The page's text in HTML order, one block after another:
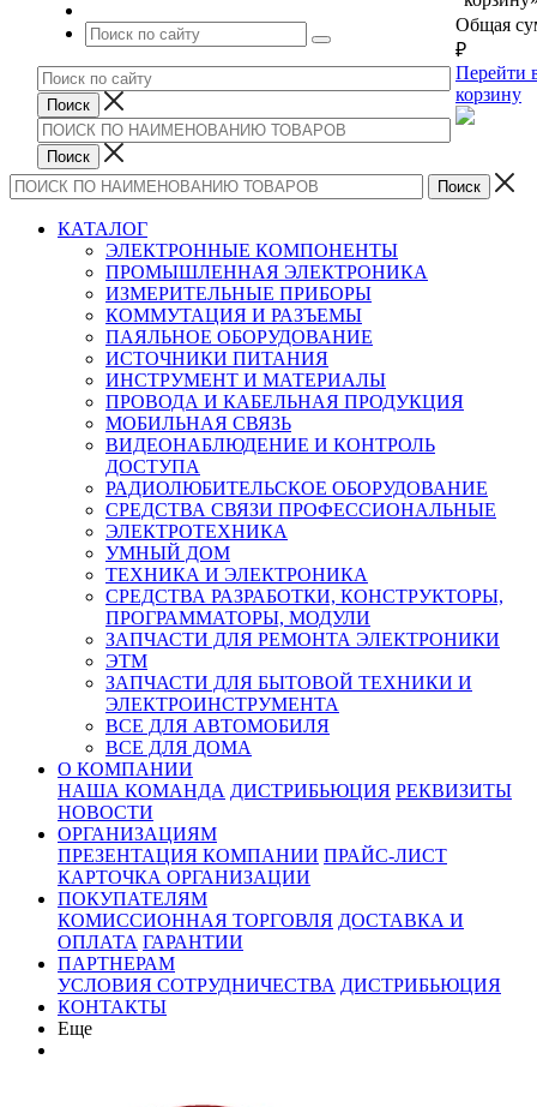
Общая
₽
Перейти
корзину
КАТАЛОГ
ЭЛЕКТРОННЫЕ КОМПОНЕНТЫ
ПРОМЫШЛЕННАЯ ЭЛЕКТРОНИКА
ИЗМЕРИТЕЛЬНЫЕ ПРИБОРЫ
КОММУТАЦИЯ И РАЗЪЕМЫ
ПАЯЛЬНОЕ ОБОРУДОВАНИЕ
ИСТОЧНИКИ ПИТАНИЯ
ИНСТРУМЕНТ И МАТЕРИАЛЫ
ПРОВОДА И КАБЕЛЬНАЯ ПРОДУКЦИЯ
МОБИЛЬНАЯ СВЯЗЬ
ВИДЕОНАБЛЮДЕНИЕ И КОНТРОЛЬ
ДОСТУПА
РАДИОЛЮБИТЕЛЬСКОЕ ОБОРУДОВАНИЕ
СРЕДСТВА СВЯЗИ ПРОФЕССИОНАЛЬНЫЕ
ЭЛЕКТРОТЕХНИКА
УМНЫЙ ДОМ
ТЕХНИКА И ЭЛЕКТРОНИКА
СРЕДСТВА РАЗРАБОТКИ, КОНСТРУКТОРЫ,
ПРОГРАММАТОРЫ, МОДУЛИ
ЗАПЧАСТИ ДЛЯ РЕМОНТА ЭЛЕКТРОНИКИ
ЭТМ
ЗАПЧАСТИ ДЛЯ БЫТОВОЙ ТЕХНИКИ И
ЭЛЕКТРОИНСТРУМЕНТА
ВСЕ ДЛЯ АВТОМОБИЛЯ
ВСЕ ДЛЯ ДОМА
О КОМПАНИИ
НАША КОМАНДА ДИСТРИБЬЮЦИЯ РЕКВИЗИТЫ
НОВОСТИ
ОРГАНИЗАЦИЯМ
ПРЕЗЕНТАЦИЯ КОМПАНИИ ПРАЙС-ЛИСТ
КАРТОЧКА ОРГАНИЗАЦИИ
ПОКУПАТЕЛЯМ
КОМИССИОННАЯ ТОРГОВЛЯ ДОСТАВКА И
ОПЛАТА ГАРАНТИИ
ПАРТНЕРАМ
УСЛОВИЯ СОТРУДНИЧЕСТВА ДИСТРИБЬЮЦИЯ
КОНТАКТЫ
Еще